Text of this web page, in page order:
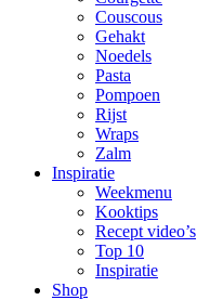
Couscous
Gehakt
Noedels
Pasta
Pompoen
Rijst
Wraps
Zalm
Inspiratie
Weekmenu
Kooktips
Recept video’s
Top 10
Inspiratie
Shop